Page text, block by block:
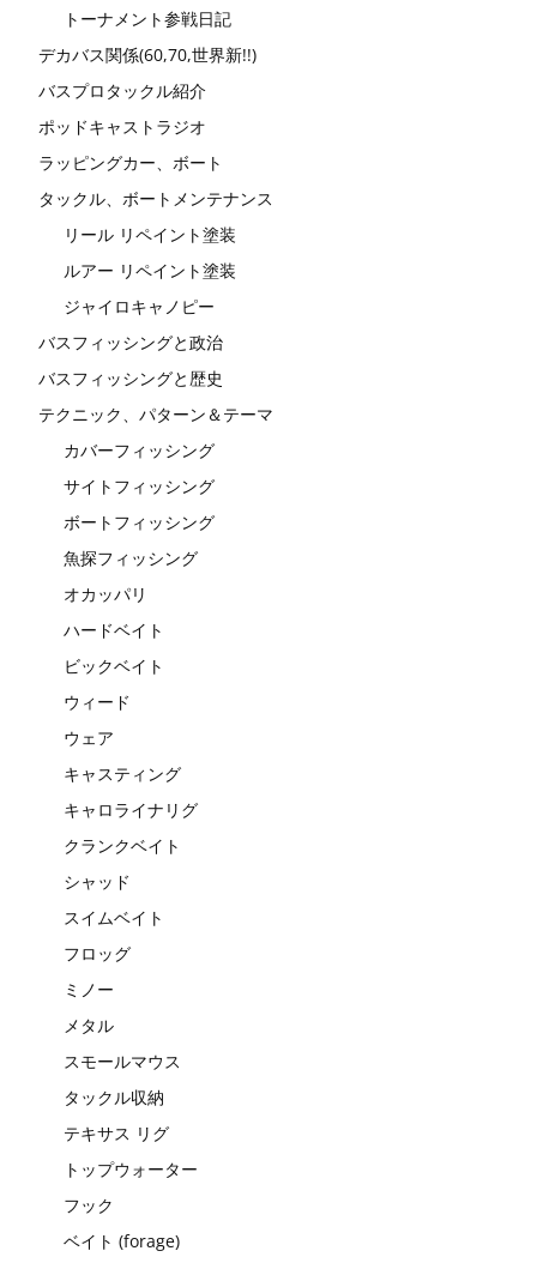
トーナメント参戦日記
デカバス関係(60,70,世界新!!)
バスプロタックル紹介
ポッドキャストラジオ
ラッピングカー、ボート
タックル、ボートメンテナンス
リール リペイント塗装
ルアー リペイント塗装
ジャイロキャノピー
バスフィッシングと政治
バスフィッシングと歴史
テクニック、パターン＆テーマ
カバーフィッシング
サイトフィッシング
ボートフィッシング
魚探フィッシング
オカッパリ
ハードベイト
ビックベイト
ウィード
ウェア
キャスティング
キャロライナリグ
クランクベイト
シャッド
スイムベイト
フロッグ
ミノー
メタル
スモールマウス
タックル収納
テキサス リグ
トップウォーター
フック
ベイト (forage)